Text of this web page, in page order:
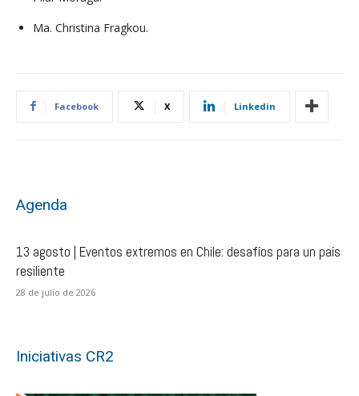
Ma. Christina Fragkou.
Facebook X Linkedin
Agenda
13 agosto | Eventos extremos en Chile: desafíos para un país
resiliente
28 de julio de 2026
Iniciativas CR2